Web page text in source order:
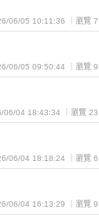
06/05 10:11:36 ｜瀏覽
06/05 09:50:44 ｜瀏覽
06/04 18:43:34 ｜瀏覽
06/04 18:18:24 ｜瀏覽
06/04 16:13:29 ｜瀏覽